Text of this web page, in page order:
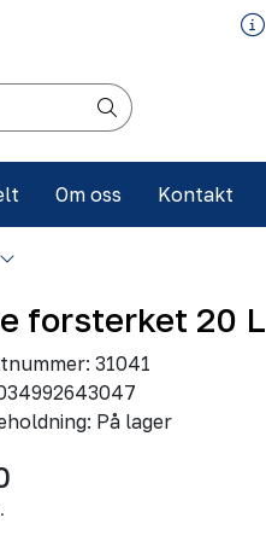
Om oss Kontakt
forsterket 20 L
31041
På lager